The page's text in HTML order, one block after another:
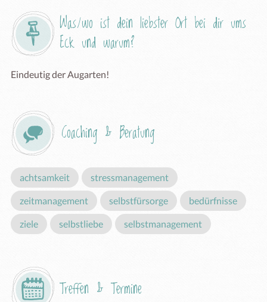
Was/wo ist dein liebster Ort bei dir ums
Eck und warum?
Eindeutig der Augarten!
Coaching & Beratung
achtsamkeit stressmanagement
zeitmanagement selbstfürsorge bedürfnisse
ziele selbstliebe selbstmanagement
Treffen & Termine